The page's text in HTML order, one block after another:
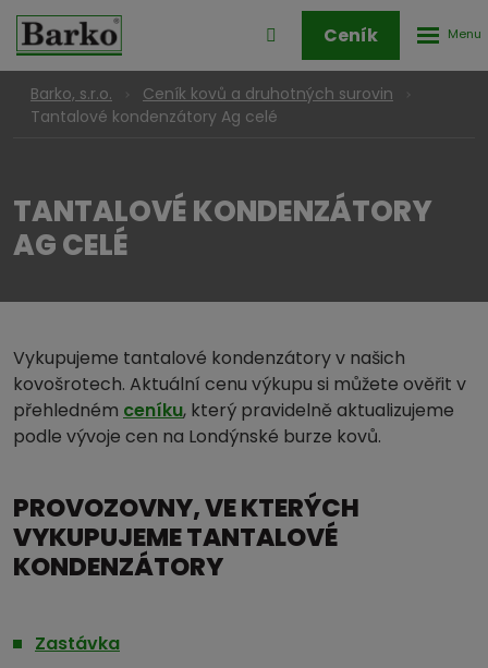
Přihlášení
klienstké
zóny
Ceník
Barko, s.r.o.
Ceník kovů a druhotných surovin
Tantalové kondenzátory Ag celé
TANTALOVÉ KONDENZÁTORY
AG CELÉ
Vykupujeme tantalové kondenzátory v našich
kovošrotech. Aktuální cenu výkupu si můžete ověřit v
přehledném ceníku, který pravidelně aktualizujeme
podle vývoje cen na Londýnské burze kovů.
PROVOZOVNY, VE KTERÝCH
VYKUPUJEME TANTALOVÉ
KONDENZÁTORY
Zastávka